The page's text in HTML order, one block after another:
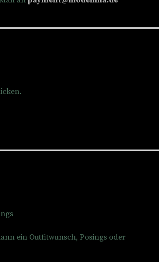
ein Outfitwunsch, Posings oder